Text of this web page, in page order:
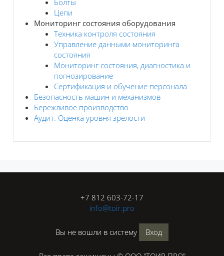
Цепи
Мониторинг состояния оборудования
Техника контроля состояния
Управление данными мониторинга
состояния
Мониторинг состояния, диагностика и
погнозирование
Сертификация и обучение персонала
Безопасность машин и механизмов
Бережливое производство
Аудит. Оценка уровня зрелости
+7 812 603-72-17
info@toir.pro
Вы не вошли в систему Вход